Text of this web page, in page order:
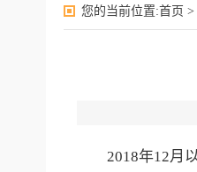
您的当前位置:首页 >
2018年12月以